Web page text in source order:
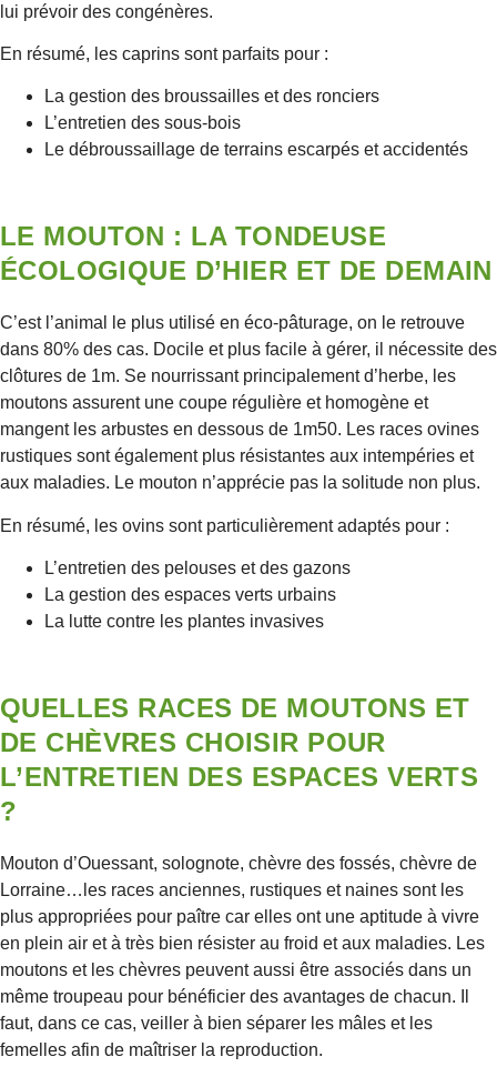
lui prévoir des congénères.
En résumé, les caprins sont parfaits pour :
La gestion des broussailles et des ronciers
L’entretien des sous-bois
Le débroussaillage de terrains escarpés et accidentés
LE MOUTON : LA TONDEUSE
ÉCOLOGIQUE D’HIER ET DE DEMAIN
C’est l’animal le plus utilisé en éco-pâturage, on le retrouve
dans 80% des cas. Docile et plus facile à gérer, il nécessite des
clôtures de 1m. Se nourrissant principalement d’herbe, les
moutons assurent une coupe régulière et homogène et
mangent les arbustes en dessous de 1m50. Les races ovines
rustiques sont également plus résistantes aux intempéries et
aux maladies. Le mouton n’apprécie pas la solitude non plus.
En résumé, les ovins sont particulièrement adaptés pour :
L’entretien des pelouses et des gazons
La gestion des espaces verts urbains
La lutte contre les plantes invasives
QUELLES RACES DE MOUTONS ET
DE CHÈVRES CHOISIR POUR
L’ENTRETIEN DES ESPACES VERTS
?
Mouton d’Ouessant, solognote, chèvre des fossés, chèvre de
Lorraine…les races anciennes, rustiques et naines sont les
plus appropriées pour paître car elles ont une aptitude à vivre
en plein air et à très bien résister au froid et aux maladies. Les
moutons et les chèvres peuvent aussi être associés dans un
même troupeau pour bénéficier des avantages de chacun. Il
faut, dans ce cas, veiller à bien séparer les mâles et les
femelles afin de maîtriser la reproduction.